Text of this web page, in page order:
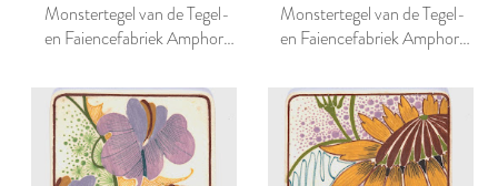
Monstertegel van de Tegel-
en Faiencefabriek Amphora
Monstertegel van de Tegel-
en Faiencefabriek Amphora